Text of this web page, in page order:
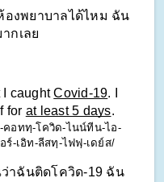
งพยาบาลได้ไหม ฉัน
กเลย
I caught Covid-19. I
for at least 5 days.
อททฺ-โควิด-ไนน์ทีน-ไอ-
ร์-เอิท-ลีสทฺ-ไฟฟฺ-เดย์ส/
าฉันติดโควิด-19 ฉัน